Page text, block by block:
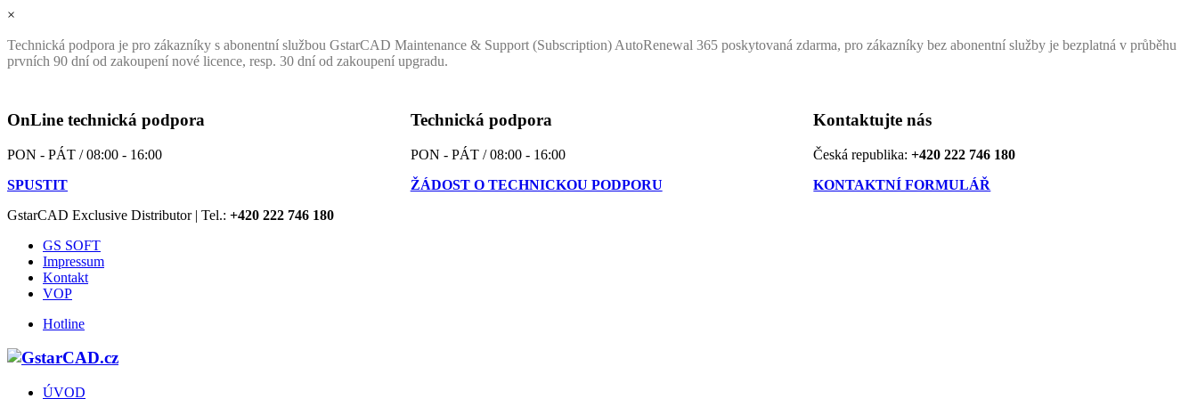
×
Technická podpora je pro zákazníky s abonentní službou GstarCAD Maintenance & Support (Subscription) AutoRenewal 365 poskytovaná zdarma, pro zákazníky bez abonentní služby je bezplatná v průběhu
prvních 90 dní od zakoupení nové licence, resp. 30 dní od zakoupení upgradu.
OnLine technická podpora
PON - PÁT / 08:00 - 16:00
SPUSTIT
Technická podpora
PON - PÁT / 08:00 - 16:00
ŽÁDOST O TECHNICKOU PODPORU
Kontaktujte nás
Česká republika:+420 222 746 180
KONTAKTNÍ FORMULÁŘ
GstarCAD Exclusive Distributor | Tel.: +420 222 746 180
GS SOFT
Impressum
Kontakt
VOP
Hotline
ÚVOD